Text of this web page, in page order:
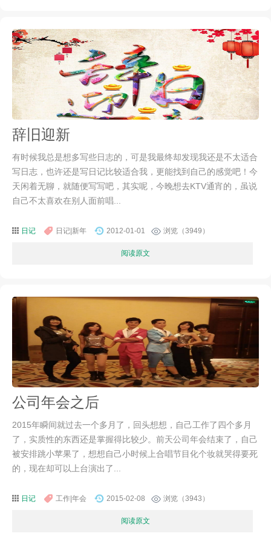
辞旧迎新
有时候我总是想多写些日志的，可是我最终却发现我还是不太适合
写日志，也许还是写日记比较适合我，更能找到自己的感觉吧！今
天闲着无聊，就随便写写吧，其实呢，今晚想去KTV通宵的，虽说
自己不太喜欢在别人面前唱...
日记 日记|新年 2012-01-01 浏览（3949）
阅读原文
公司年会之后
2015年瞬间就过去一个多月了，回头想想，自己工作了四个多月
了，实质性的东西还是掌握得比较少。前天公司年会结束了，自己
被安排跳小苹果了，想想自己小时候上合唱节目化个妆就哭得要死
的，现在却可以上台演出了...
日记 工作|年会 2015-02-08 浏览（3943）
阅读原文